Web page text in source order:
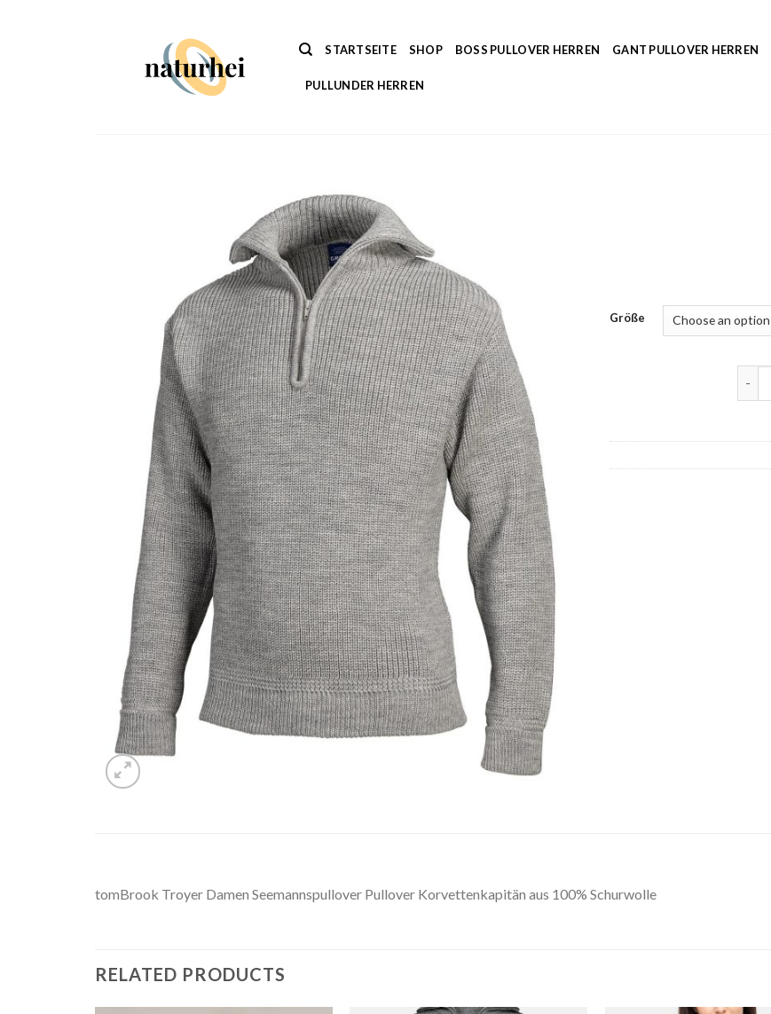
STARTSEITE SHOP BOSS PULLOVER HERREN GANT PULLOVER HERREN
PULLUNDER HERREN
Größe
tomBrook Troyer Damen Seemannspullover Pullover Korvettenkapitän aus 100% Schurwolle
RELATED PRODUCTS